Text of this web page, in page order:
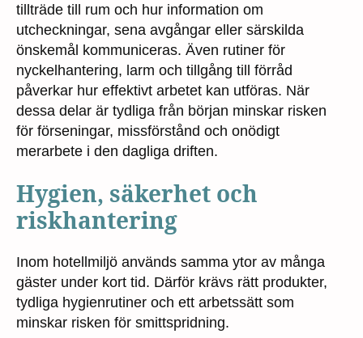
tillträde till rum och hur information om
utcheckningar, sena avgångar eller särskilda
önskemål kommuniceras. Även rutiner för
nyckelhantering, larm och tillgång till förråd
påverkar hur effektivt arbetet kan utföras. När
dessa delar är tydliga från början minskar risken
för förseningar, missförstånd och onödigt
merarbete i den dagliga driften.
Hygien, säkerhet och
riskhantering
Inom hotellmiljö används samma ytor av många
gäster under kort tid. Därför krävs rätt produkter,
tydliga hygienrutiner och ett arbetssätt som
minskar risken för smittspridning.